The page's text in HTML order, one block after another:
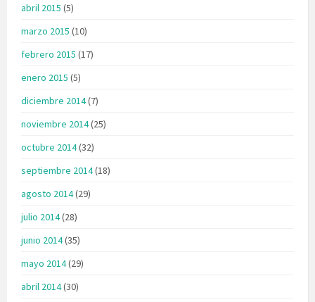
abril 2015 (5)
marzo 2015 (10)
febrero 2015 (17)
enero 2015 (5)
diciembre 2014(7)
noviembre 2014(25)
octubre 2014(32)
septiembre 2014(18)
agosto 2014(29)
julio 2014(28)
junio 2014(35)
mayo 2014(29)
abril 2014(30)